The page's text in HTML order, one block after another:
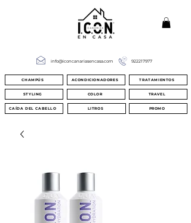
info@iconcanariasencasa.com 922217977
CHAMPÚS ACONDICIONADORES TRATAMIENTOS
STYLING COLOR TRAVEL
CAÍDA DEL CABELLO LITROS PROMO